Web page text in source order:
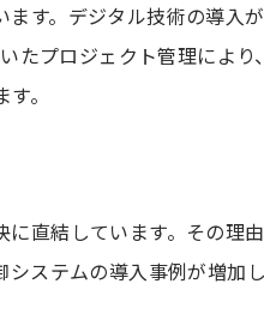
研究開発拠点が建設業にも
す。デジタル技術の導
たプロジェクト管理によ
。
直結しています。その
ステムの導入事例が増